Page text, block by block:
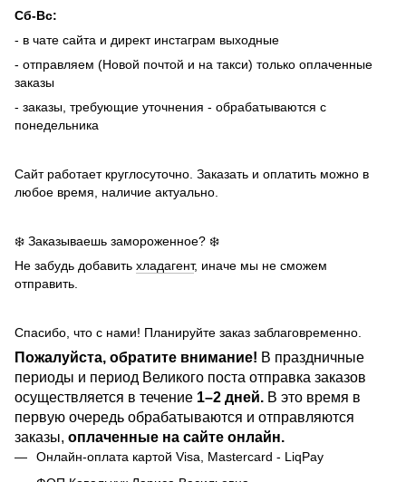
Сб-Вс:
- в чате сайта и директ инстаграм выходные
- отправляем (Новой почтой и на такси) только оплаченные
заказы
- заказы, требующие уточнения - обрабатываются с
понедельника
Сайт работает круглосуточно. Заказать и оплатить можно в
любое время, наличие актуально.
❄️ Заказываешь замороженное? ❄️
Не забудь добавить хладагент, иначе мы не сможем
отправить.
Спасибо, что с нами! Планируйте заказ заблаговременно.
Пожалуйста, обратите внимание! В праздничные
периоды и период Великого поста отправка заказов
осуществляется в течение 1–2 дней. В это время в
первую очередь обрабатываются и отправляются
заказы, оплаченные на сайте онлайн.
Онлайн-оплата картой Visa, Mastercard - LiqPay